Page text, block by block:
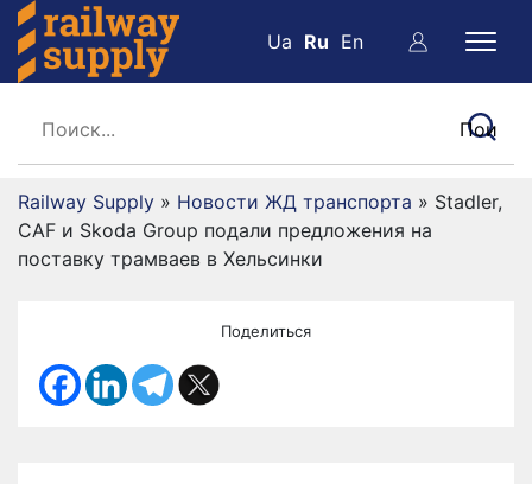
Ua Ru En
Railway Supply » Новости ЖД транспорта » Stadler,
CAF и Skoda Group подали предложения на
поставку трамваев в Хельсинки
Поделиться